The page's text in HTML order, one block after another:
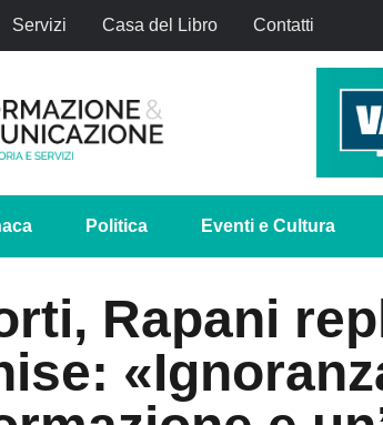
Servizi Casa del Libro Contatti
Politica Eventi e Cultura
Rapani